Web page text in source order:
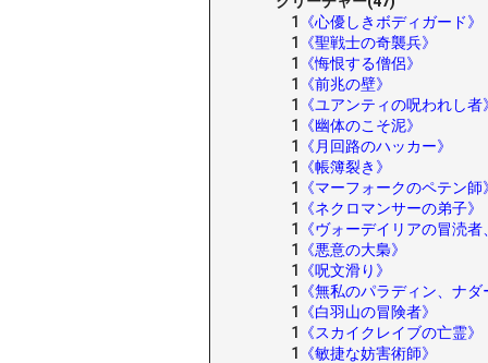
1
《心優しきボディガード》
1
《聖戦士の奇襲兵》
1
《悔恨する僧侶》
1
《前兆の壁》
1
《ユアンティの呪われし者》
1
《幽体のこそ泥》
1
《月回路のハッカー》
1
《帳簿裂き》
1
《マーフォークのペテン師》
1
《ネクロマンサーの弟子》
1
《ヴォーデイリアの冒涜者
1
《悪意の大梟》
1
《呪文滑り》
1
《無私のパラディン、ナダ
1
《白羽山の冒険者》
1
《スカイクレイブの亡霊》
1
《敏捷な妨害術師》